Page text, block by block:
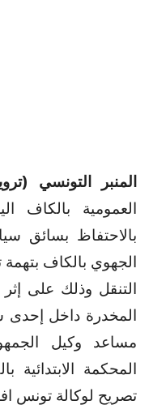
المنبر التونسي
بالاحتفاظ بسائق
الجهوي بالكاف بتهمة
التنقل وذلك على
المخدرة داخل إحدى
مساعد وكيل
المحكمة
تصريح لوكالة تونس